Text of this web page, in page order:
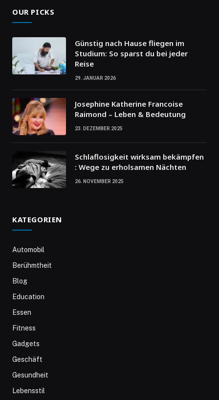
OUR PICKS
Günstig nach Hause fliegen im
Studium: So sparst du bei jeder
Reise
29. JANUAR 2026
Josephine Katherine Francoise
Raimond – Leben & Bedeutung
23. DEZEMBER 2025
Schlaflosigkeit wirksam bekämpfen
: Wege zu erholsamen Nächten
26. NOVEMBER 2025
KATEGORIEN
Automobil
Berühmtheit
Blog
Education
Essen
Fitness
Gadgets
Geschäft
Gesundheit
Lebensstil